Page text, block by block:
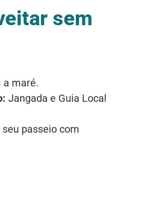
sem
a maré.
Jangada e Guia Local
passeio com